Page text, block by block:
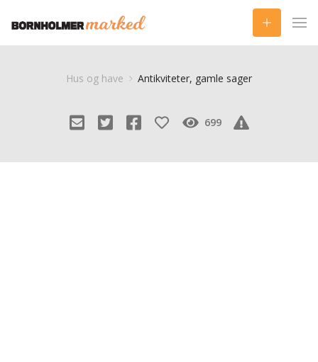
Hus og have Antikviteter, gamle sager
699